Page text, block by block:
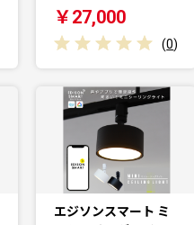
￥27,000
(0)
エジソンスマート ミ